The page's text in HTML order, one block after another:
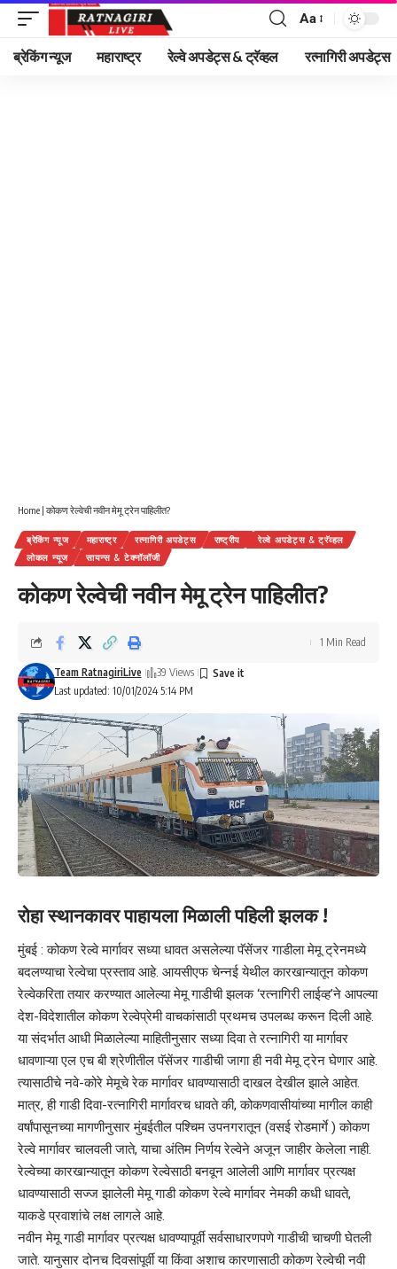
Font
Resizer
Aa
ब्रेकिंग न्यूज महाराष्ट्र रेल्वे अपडेट्स & ट्रॅव्हल रत्नागिरी अपडेट्स
Home | कोकण रेल्वेची नवीन मेमू ट्रेन पाहिलीत?
ब्रेकिंग न्यूज महाराष्ट्र रत्नागिरी अपडेट्स राष्ट्रीय
रेल्वे अपडेट्स & ट्रॅव्हल
लोकल न्यूज
सायन्स & टेक्नॉलॉजी
कोकण रेल्वेची नवीन मेमू ट्रेन पाहिलीत?
Last updated: 10/01/2024 5:14 PM
Team RatnagiriLive 39 Views
1 Min Read
रोहा स्थानकावर पाहायला मिळाली पहिली झलक !
मुंबई : कोकण रेल्वे मार्गावर सध्या धावत असलेल्या पॅसेंजर गाडीला मेमू ट्रेनमध्ये
बदलण्याचा रेल्वेचा प्रस्ताव आहे. आयसीएफ चेन्नई येथील कारखान्यातून कोकण
रेल्वेकरिता तयार करण्यात आलेल्या मेमू गाडीची झलक ‘रत्नागिरी लाईव्ह’ने आपल्या
देश-विदेशातील कोकण रेल्वेप्रेमी वाचकांसाठी प्रथमच उपलब्ध करून दिली आहे.
या संदर्भात आधी मिळालेल्या माहितीनुसार सध्या दिवा ते रत्नागिरी या मार्गावर
धावणाऱ्या एल एच बी श्रेणीतील पॅसेंजर गाडीची जागा ही नवी मेमू ट्रेन घेणार आहे.
त्यासाठीचे नवे-कोरे मेमूचे रेक मार्गावर धावण्यासाठी दाखल देखील झाले आहेत.
मात्र, ही गाडी दिवा-रत्नागिरी मार्गावरच धावते की, कोकणवासीयांच्या मागील काही
वर्षांपासूनच्या मागणीनुसार मुंबईतील पश्चिम उपनगरातून (वसई रोडमार्गे ) कोकण
रेल्वे मार्गावर चालवली जाते, याचा अंतिम निर्णय रेल्वेने अजून जाहीर केलेला नाही.
रेल्वेच्या कारखान्यातून कोकण रेल्वेसाठी बनवून आलेली आणि मार्गावर प्रत्यक्ष
धावण्यासाठी सज्ज झालेली मेमू गाडी कोकण रेल्वे मार्गावर नेमकी कधी धावते,
याकडे प्रवाशांचे लक्ष लागले आहे.
नवीन मेमू गाडी मार्गावर प्रत्यक्ष धावण्यापूर्वी सर्वसाधारणपणे गाडीची चाचणी घेतली
जाते. यानुसार दोनच दिवसांपूर्वी या किंवा अशाच कारणासाठी कोकण रेल्वेची नवी